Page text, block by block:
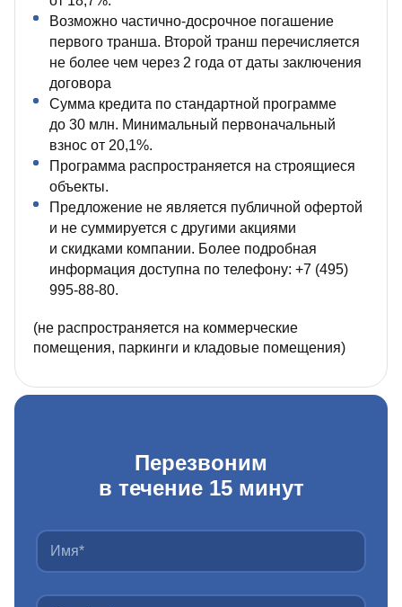
Возможно частично‑досрочное погашение
первого транша. Второй транш перечисляется
не более чем через 2 года от даты заключения
договора
Сумма кредита по стандартной программе
до 30 млн. Минимальный первоначальный
взнос от 20,1%.
Программа распространяется на строящиеся
объекты.
Предложение не является публичной офертой
и не суммируется с другими акциями
и скидками компании. Более подробная
информация доступна по телефону: +7 (495)
995‑88‑80.
(не распространяется на коммерческие
помещения, паркинги и кладовые помещения)
Перезвоним
в течение 15 минут